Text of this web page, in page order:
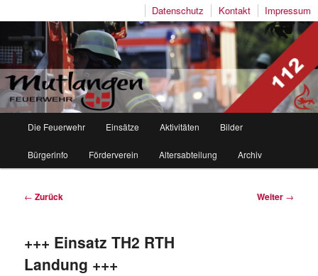
Impressum
Kontakt
Datenschutz
Freiwillige Feuerwehr Mutlangen
Zum
Inhalt
Zum
sekundären
Die Feuerwehr Einsätze Aktivitäten Bilder
Bürgerinfo Förderverein Altersabteilung Archiv
Beitragsnavigation
← Zurück Weiter →
+++ Einsatz TH2 RTH
Landung +++